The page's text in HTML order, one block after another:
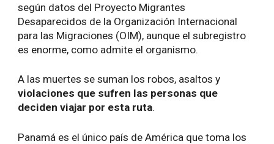
según datos del Proyecto Migrantes
Desaparecidos de la Organización Internacional
para las Migraciones (OIM), aunque el subregistro
es enorme, como admite el organismo.
A las muertes se suman los robos, asaltos y
violaciones que sufren las personas que
deciden viajar por esta ruta.
Panamá es el único país de América que toma los